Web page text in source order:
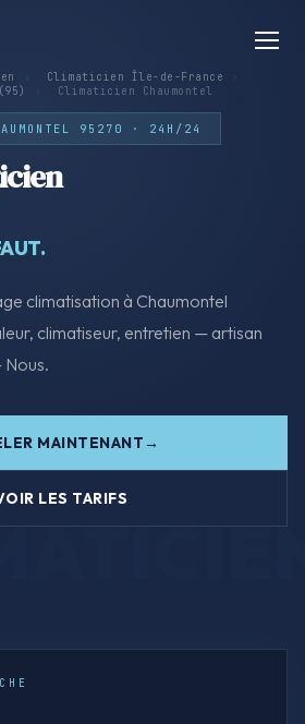
Climaticien Île-de-France
Climaticien Chaumontel
95270 · 24H/24
climatisation à Chaumontel
climatiseur, entretien — artisan
MAINTENANT
LES TARIFS